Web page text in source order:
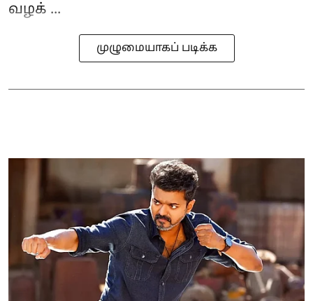
வழக் ...
முழுமையாகப் படிக்க